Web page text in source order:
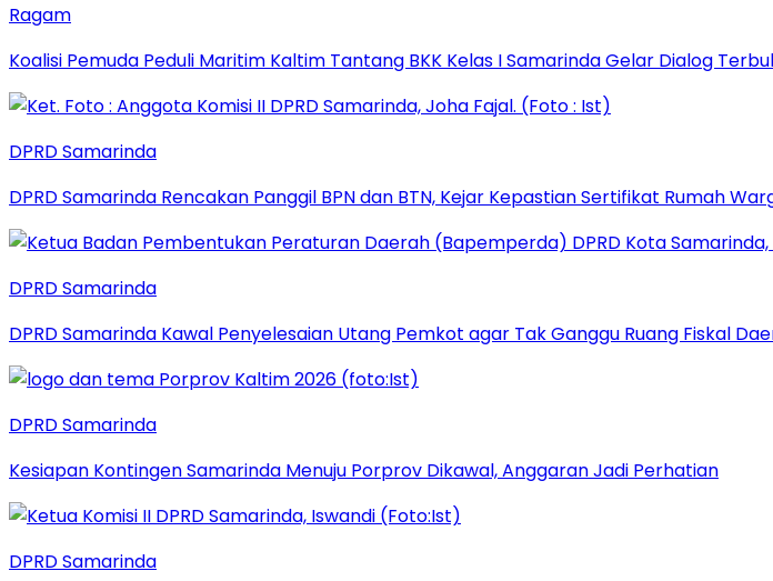
Ragam
Koalisi Pemuda Peduli Maritim Kaltim Tantang BKK Kelas I Samarinda Gelar Dialog
DPRD Samarinda
DPRD Samarinda Rencakan Panggil BPN dan BTN, Kejar Kepastian Sertifikat Rumah
DPRD Samarinda
DPRD Samarinda Kawal Penyelesaian Utang Pemkot agar Tak Ganggu Ruang Fiskal
DPRD Samarinda
Kesiapan Kontingen Samarinda Menuju Porprov Dikawal, Anggaran Jadi Perhatian
DPRD Samarinda